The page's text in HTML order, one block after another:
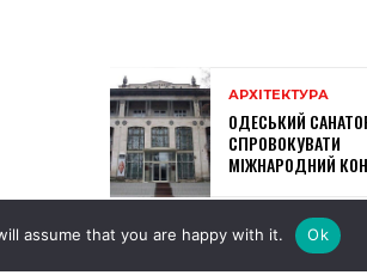
assume that you are happy with it. Ok